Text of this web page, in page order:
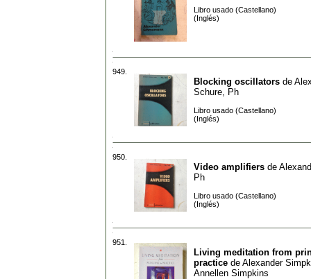
Libro usado (Castellano)
(Inglés)
949.
Blocking oscillators de
Schure, Ph
Libro usado (Castellano)
(Inglés)
950.
Video amplifiers de
Ph
Libro usado (Castellano)
(Inglés)
951.
Living meditation from
practice de Alexander
Annellen Simpkins